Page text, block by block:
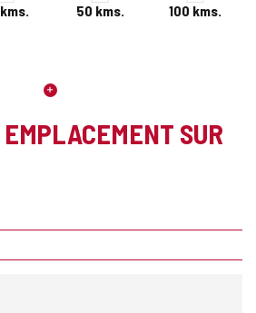
kms. 50 kms. 100 kms.
EMPLACEMENT SUR